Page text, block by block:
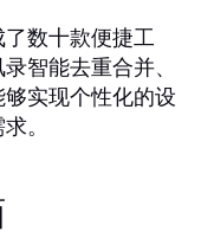
数十款便捷工
智能去重合并、
实现个性化的设
。